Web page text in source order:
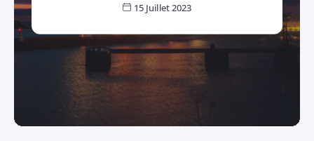
15 Juillet 2023